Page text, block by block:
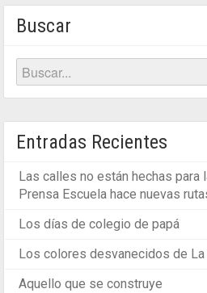
Buscar
Entradas Recientes
Las calles no están hechas para
Prensa Escuela hace nuevas
Los días de colegio de papá
Los colores desvanecidos de La
Aquello que se construye